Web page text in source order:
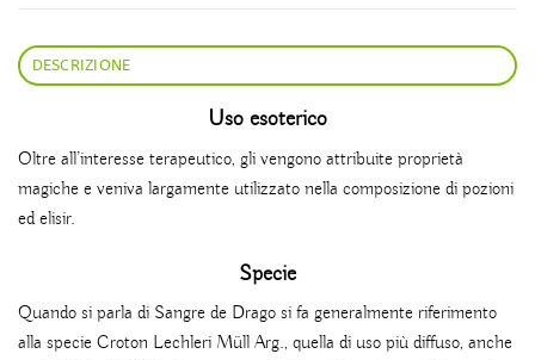
DESCRIZIONE
Uso esoterico
Oltre all’interesse terapeutico, gli vengono attribuite proprietà
magiche e veniva largamente utilizzato nella composizione di pozioni
ed elisir.
Specie
Quando si parla di Sangre de Drago si fa generalmente riferimento
alla specie Croton Lechleri ​​Müll Arg., quella di uso più diffuso, anche